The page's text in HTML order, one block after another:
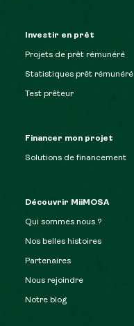
Investir en prêt
Projets de prêt rémunéré
Statistiques prêt rémunéré
Test prêteur
Financer mon projet
Solutions de financement
Découvrir MiiMOSA
Qui sommes nous ?
Nos belles histoires
Partenaires
Nous rejoindre
Notre blog